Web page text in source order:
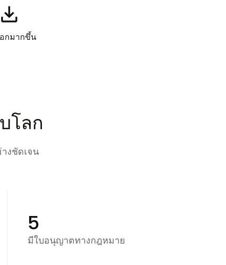
กมากขึ้น
โลก
งชัดเจน
5
มีใบอนุญาตทางกฎหมาย